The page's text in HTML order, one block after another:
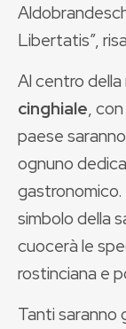
Libertatis”,
Al centro
cinghiale,
paese
ognuno
simbolo della
cuocerà le
rostinciana e
Tanti saranno